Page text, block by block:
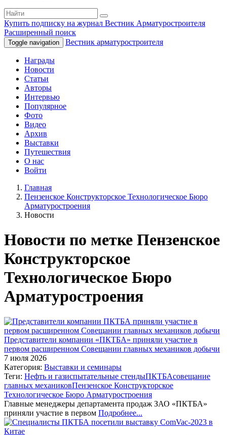
Купить подписку на журнал Вестник Арматуростроителя
Расширенный поиск
Toggle navigation Вестник арматуростроителя
Награды
Новости
Статьи
Авторы
Интервью
Популярное
Фото
Видео
Архив
Выставки
Путешествия
О нас
Войти
Главная
Пензенское Конструкторское Технологическое Бюро
Арматуростроения
Новости
Новости по метке Пензенское
Конструкторское
Технологическое Бюро
Арматуростроения
Представители компании «ПКТБА» приняли участие в
первом расширенном Совещании главных механиков добычи
7 июля 2026
Категория: Выставки и семинары
Теги: Нефть и газиспытательные стендыПКТБАсовещание
главных механиковПензенское Конструкторское
Технологическое Бюро Арматуростроения
Главные менеджеры департамента продаж ЗАО «ПКТБА»
приняли участие в первом Подробнее...